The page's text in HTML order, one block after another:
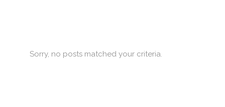
Sorry, no posts matched your criteria.